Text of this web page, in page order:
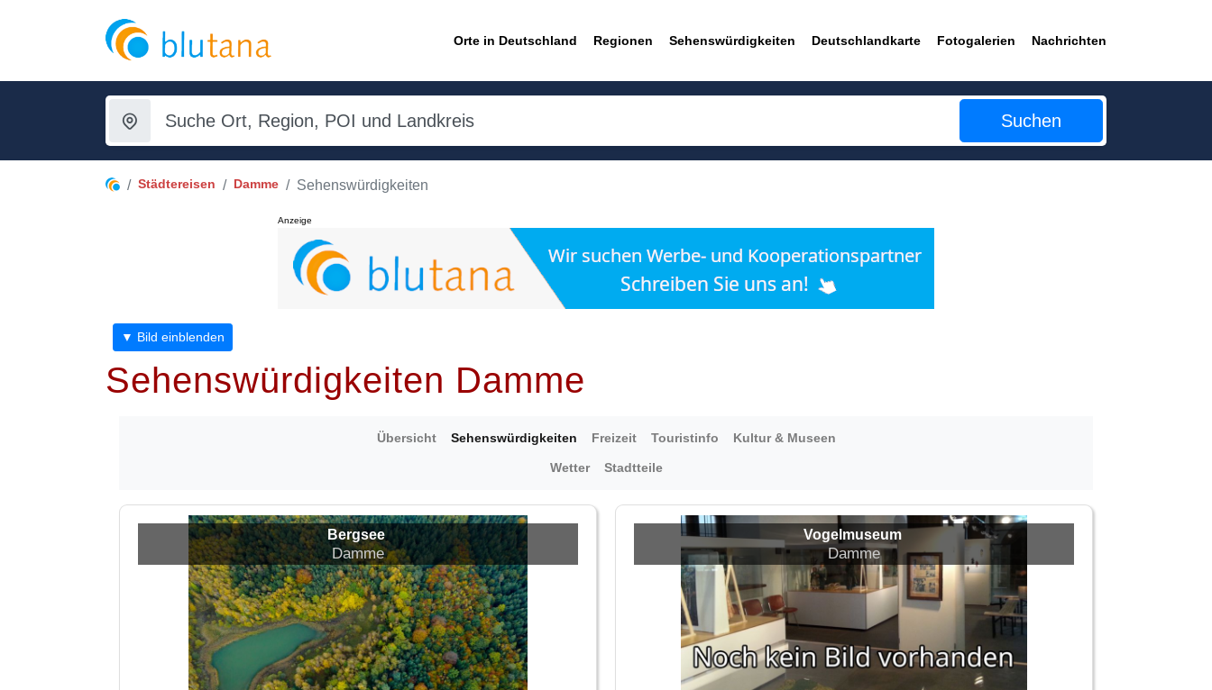
Orte in Deutschland Regionen Sehenswürdigkeiten Deutschlandkarte Fotogalerien Nachrichten
Suchen
Städtereisen Damme Sehenswürdigkeiten
Anzeige
▼ Bild einblenden
Sehenswürdigkeiten Damme
Übersicht Sehenswürdigkeiten Freizeit Touristinfo Kultur & Museen
Wetter Stadtteile
Bergsee
Damme
Vogelmuseum
Damme